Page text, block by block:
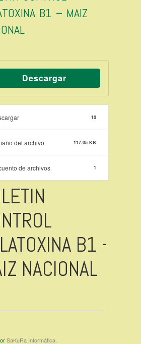
B1 – MAIZ
Descargar
10
del archivo 117.05 KB
de archivos 1
B1 -
NACIONAL
SaKuRa Informática.